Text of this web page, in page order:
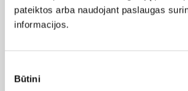
pateiktos arba naudojant paslaugas
informacijos.
pasirinkimas
Būtini